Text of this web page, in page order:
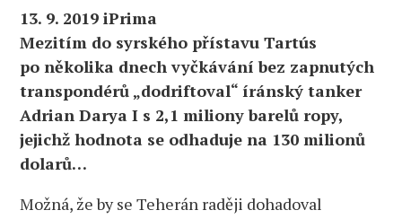
13. 9. 2019 iPrima
Mezitím do syrského přístavu Tartús
po několika dnech vyčkávání bez zapnutých
transpondérů „dodriftoval“ íránský tanker
Adrian Darya I s 2,1 miliony barelů ropy,
jejichž hodnota se odhaduje na 130 milionů
dolarů…
Možná, že by se Teherán raději dohadoval